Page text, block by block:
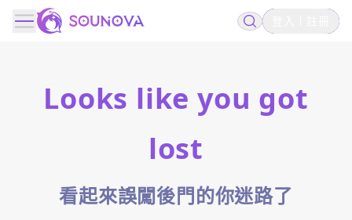
Looks like you got
lost
看起來誤闖後門的你迷路了